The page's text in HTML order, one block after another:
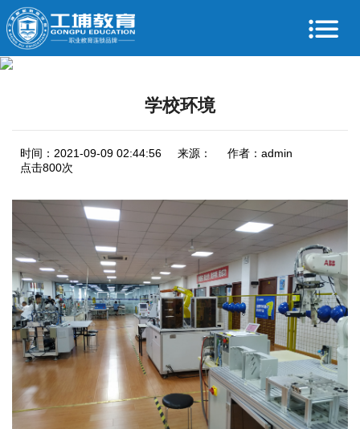
学校环境
时间：2021-09-09 02:44:56 来源：
作者：admin
点击800次